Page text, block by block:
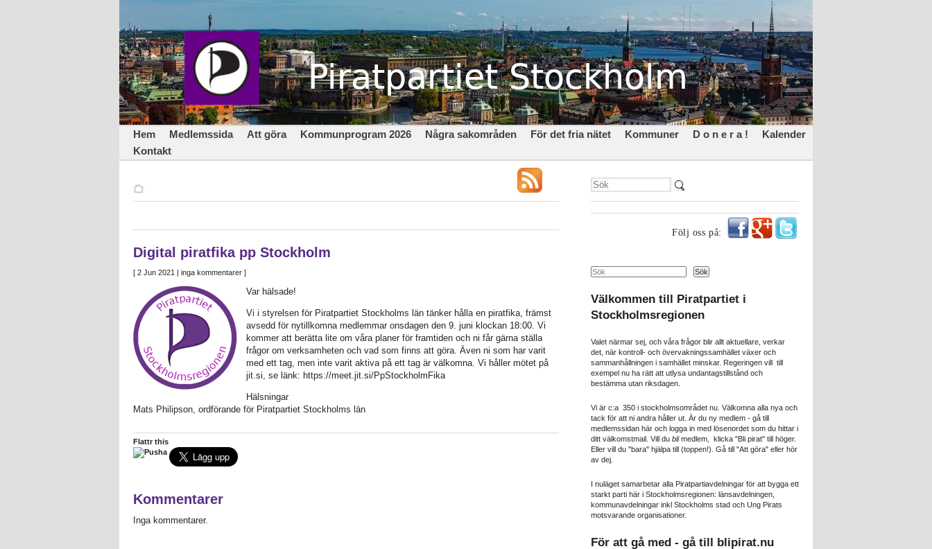
Hem Medlemssida Att göra Kommunprogram 2026 Några sakområden För det fria nätet Kommuner D o n e r a !
Kalender
Kontakt
Digital piratfika pp Stockholm
[ 2 Jun 2021 | inga kommentarer ]
Var hälsade!
Vi i styrelsen för Piratpartiet Stockholms län tänker hålla en piratfika, främst
avsedd för nytillkomna medlemmar onsdagen den 9. juni klockan 18:00. Vi
kommer att berätta lite om våra planer för framtiden och ni får gärna ställa
frågor om verksamheten och vad som finns att göra. Även ni som har varit
med ett tag, men inte varit aktiva på ett tag är välkomna. Vi håller mötet på
jit.si, se länk: https://meet.jit.si/PpStockholmFika
Hälsningar
Mats Philipson, ordförande för Piratpartiet Stockholms län
Flattr this
Kommentarer
Inga kommentarer.
Följ oss på:
Search Sök
Välkommen till Piratpartiet i
Stockholmsregionen
Valet närmar sej, och våra frågor blir allt aktuellare, verkar
det, när kontroll- och övervakningssamhället växer och
sammanhållningen i samhället minskar. Regeringen vill till
exempel nu ha rätt att utlysa undantagstillstånd och
bestämma utan riksdagen.
Vi är c:a 350 i stockholmsområdet nu. Välkomna alla nya och
tack för att ni andra håller ut. Är du ny medlem - gå till
medlemssidan här och logga in med lösenordet som du hittar i
ditt välkomstmail. Vill du blimedlem, klicka "Bli pirat" till höger.
Eller vill du "bara" hjälpa till (toppen!). Gå till "Att göra" eller hör
av dej.
I nuläget samarbetar alla Piratpartiavdelningar för att bygga ett
starkt parti här i Stockholmsregionen: länsavdelningen,
kommunavdelningar inkl Stockholms stad och Ung Pirats
motsvarande organisationer.
För att gå med - gå till blipirat.nu